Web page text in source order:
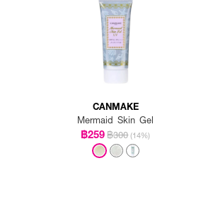
CANMAKE
Mermaid Skin Gel
฿259฿300 (14%)